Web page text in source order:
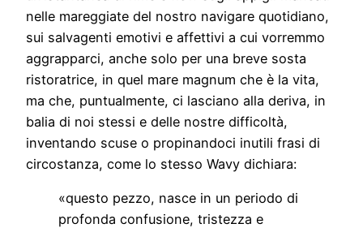
nelle mareggiate del nostro navigare quotidiano,
sui salvagenti emotivi e affettivi a cui vorremmo
aggrapparci, anche solo per una breve sosta
ristoratrice, in quel mare magnum che è la vita,
ma che, puntualmente, ci lasciano alla deriva, in
balia di noi stessi e delle nostre difficoltà,
inventando scuse o propinandoci inutili frasi di
circostanza, come lo stesso Wavy dichiara:
«questo pezzo, nasce in un periodo di
profonda confusione, tristezza e